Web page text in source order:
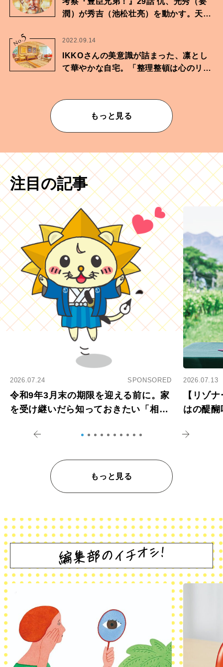
潤）が秀吉（池松壮亮）を動かす。天下
No.
5 2022.09.14
IKKOさんの美意識が詰まった、凛とし
て華やかな自宅。「整理整頓は心のリズ
もっと見る
注目の記事
2026.07.24 SPONSORED
令和9年3月末の期限を迎える前に。家
を受け継いだら知っておきたい「相続
2026.07.13
【リゾ
はの醍
もっと見る